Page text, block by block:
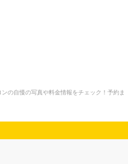
の自慢の写真や料金情報をチェック！予約ま